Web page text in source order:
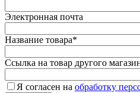
Электронная почта
Название товара*
Ссылка на товар другого
Я согласен на обработку